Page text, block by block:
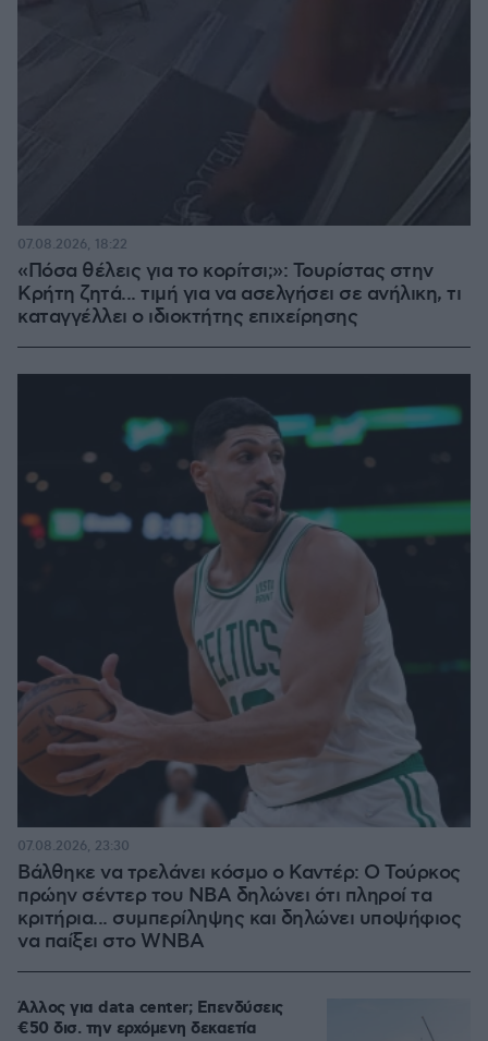
«Πόσα θέλεις για το κορίτσι;»: Τουρίστας στην
Κρήτη ζητά... τιμή για να ασελγήσει σε ανήλικη, τι
καταγγέλλει ο ιδιοκτήτης επιχείρησης
07.08.2026, 18:22
Βάλθηκε να τρελάνει κόσμο ο Καντέρ: Ο Τούρκος
πρώην σέντερ του NBA δηλώνει ότι πληροί τα
κριτήρια... συμπερίληψης και δηλώνει υποψήφιος
να παίξει στο WNBA
07.08.2026, 23:30
Άλλος για data center; Επενδύσεις
€50 δισ. την ερχόμενη δεκαετία